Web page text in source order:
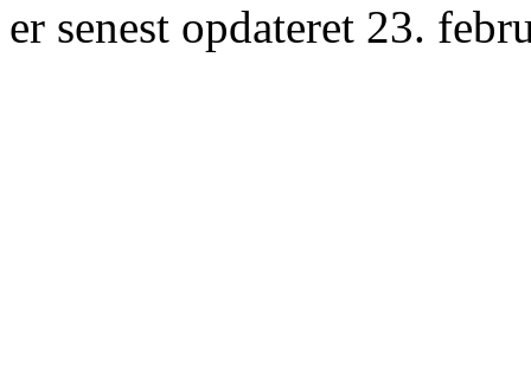
er senest opdateret 23.